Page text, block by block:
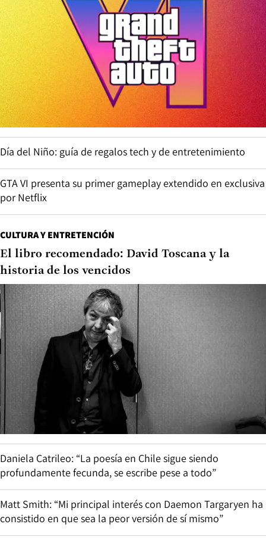
Día del Niño: guía de regalos tech y de entretenimiento
GTA VI presenta su primer gameplay extendido en exclusiva
por Netflix
CULTURA Y ENTRETENCIÓN
El libro recomendado: David Toscana y la
historia de los vencidos
Daniela Catrileo: “La poesía en Chile sigue siendo
profundamente fecunda, se escribe pese a todo”
Matt Smith: “Mi principal interés con Daemon Targaryen ha
consistido en que sea la peor versión de sí mismo”